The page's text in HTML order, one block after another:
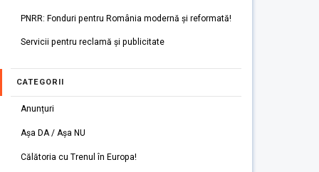
PNRR: Fonduri pentru România modernă și reformată!
Servicii pentru reclamă și publicitate
CATEGORII
Anunțuri
Așa DA / Așa NU
Călătoria cu Trenul în Europa!